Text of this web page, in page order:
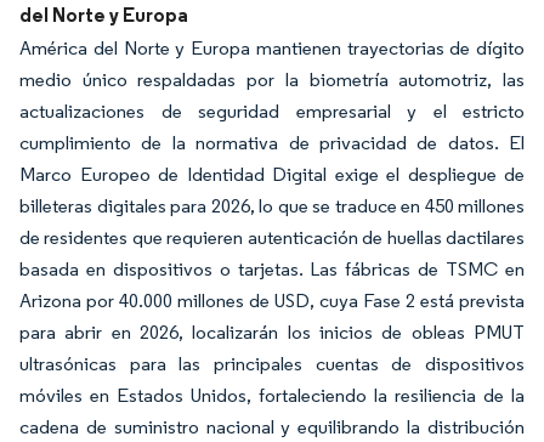
del Norte y Europa
América del Norte y Europa mantienen trayectorias de dígito
medio único respaldadas por la biometría automotriz, las
actualizaciones de seguridad empresarial y el estricto
cumplimiento de la normativa de privacidad de datos. El
Marco Europeo de Identidad Digital exige el despliegue de
billeteras digitales para 2026, lo que se traduce en 450 millones
de residentes que requieren autenticación de huellas dactilares
basada en dispositivos o tarjetas. Las fábricas de TSMC en
Arizona por 40.000 millones de USD, cuya Fase 2 está prevista
para abrir en 2026, localizarán los inicios de obleas PMUT
ultrasónicas para las principales cuentas de dispositivos
móviles en Estados Unidos, fortaleciendo la resiliencia de la
cadena de suministro nacional y equilibrando la distribución